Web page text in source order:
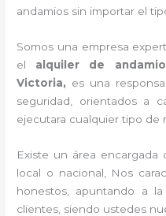
andamios sin importar el
Somos una empresa
el alquiler de
Victoria, es una
seguridad, orientados a
ejecutara cualquier tipo de
Existe un área encargada
local o nacional, Nos
honestos, apuntando a
clientes, siendo ustedes